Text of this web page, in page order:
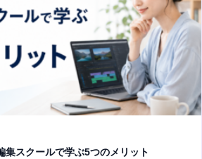
集スクールで学ぶ5つのメリット